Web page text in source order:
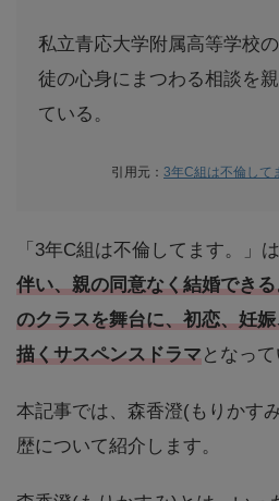
私立青応大学附属高等学校
徒の心身にまつわる相談を
ている。
引用元： 3年C組は不倫して
「3年C組は不倫してます。」は
伴い、親の同意なく結婚でき
のクラスを舞台に、初恋、妊
描くサスペンスドラマとなって
本記事では、森香澄(もりかす
歴について紹介します。